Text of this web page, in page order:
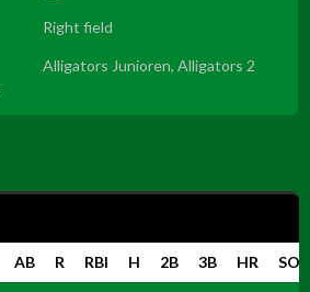
Right field
Alligators Junioren, Alligators 2
AB R RBI H 2B 3B HR SO